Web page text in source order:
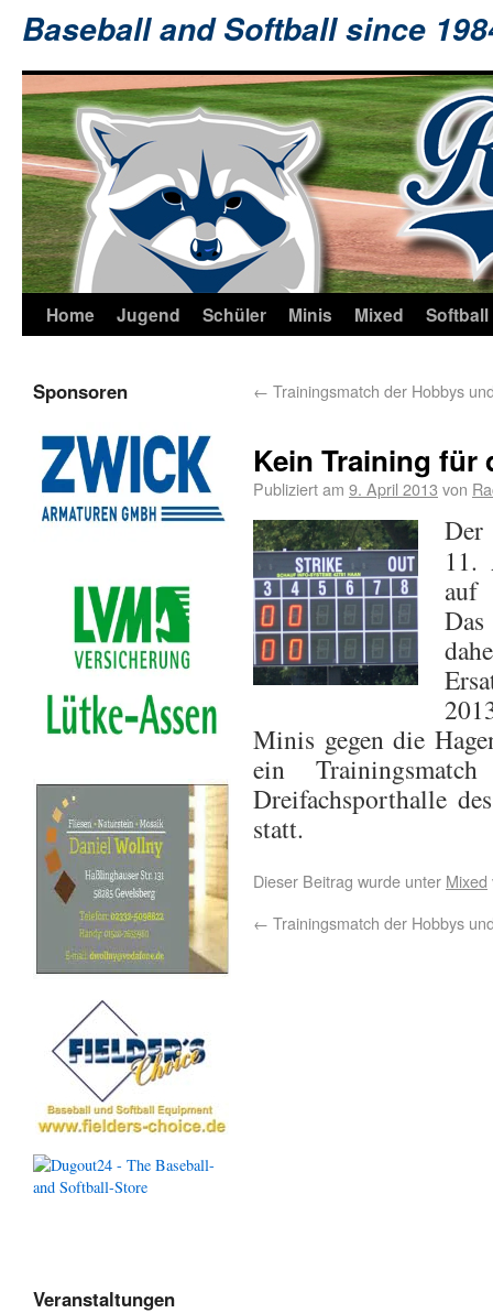
Baseball and Softball since
Home Jugend Schüler Minis Mixed Softball
← Trainingsmatch der Hobbys
Kein Training für
Publiziert am 9. April 2013 von
Der
11.
auf
Minis gegen die
ein
Dreifachsporthalle
statt.
Dieser Beitrag wurde unter Mixed
← Trainingsmatch der Hobbys
Sponsoren
Veranstaltungen